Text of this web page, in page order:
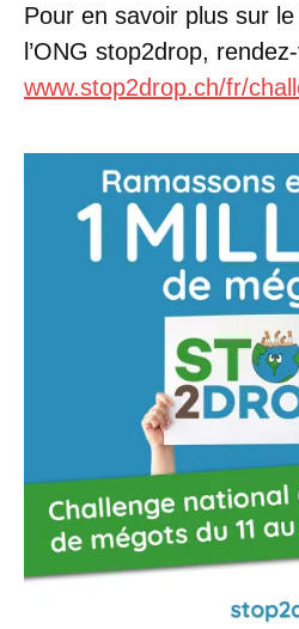
Pour en savoir plus sur
l’ONG stop2drop,
www.stop2drop.ch/fr/